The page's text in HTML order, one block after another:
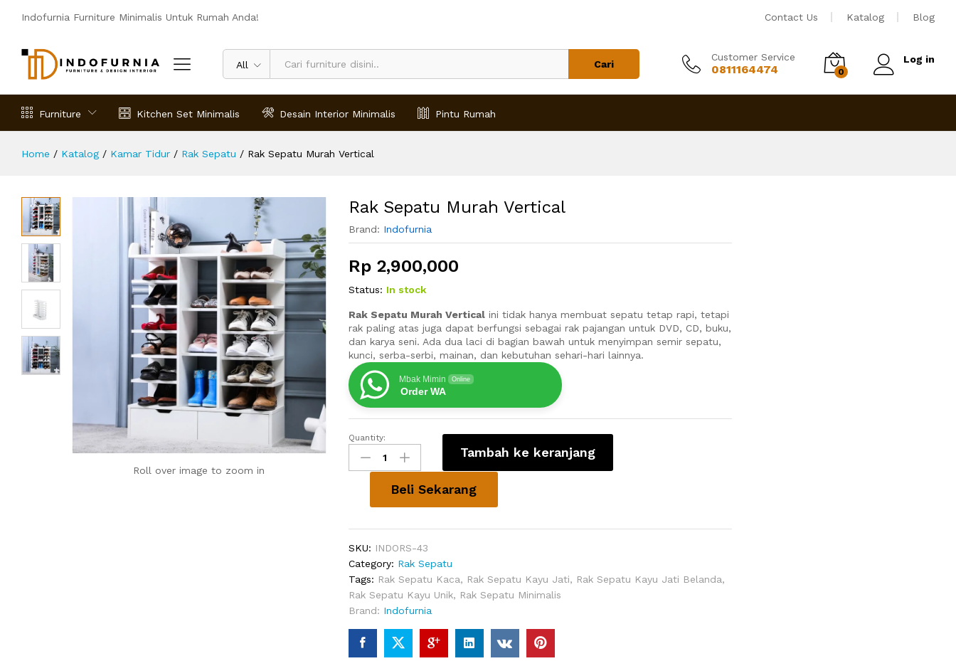
Indofurnia Furniture Minimalis Untuk Rumah Anda! Contact Us Katalog Blog
All Cari
Customer Service
0811164474 0
Log in
Furniture Kitchen Set Minimalis Desain Interior Minimalis Pintu Rumah
Home / Katalog / Kamar Tidur / Rak Sepatu / Rak Sepatu Murah Vertical
Roll over image to zoom in
Rak Sepatu Murah Vertical
Brand: Indofurnia
Rp2,900,000
Status: In stock
Rak Sepatu Murah Verticalini tidak hanya membuat sepatu tetap rapi, tetapi
rak paling atas juga dapat berfungsi sebagai rak pajangan untuk DVD, CD, buku,
dan karya seni. Ada dua laci di bagian bawah untuk menyimpan semir sepatu,
kunci, serba-serbi, mainan, dan kebutuhan sehari-hari lainnya.
Mbak Mimin Online
Order WA
Rak
Sepatu
Murah
Quantity:
Tambah ke keranjang
Beli Sekarang
SKU: INDORS-43
Category: Rak Sepatu
Tags: Rak Sepatu Kaca, Rak Sepatu Kayu Jati, Rak Sepatu Kayu Jati Belanda,
Rak Sepatu Kayu Unik, Rak Sepatu Minimalis
Brand: Indofurnia
Deskripsi Spesifikasi Ulasan (0)
Tambah ke keranjang